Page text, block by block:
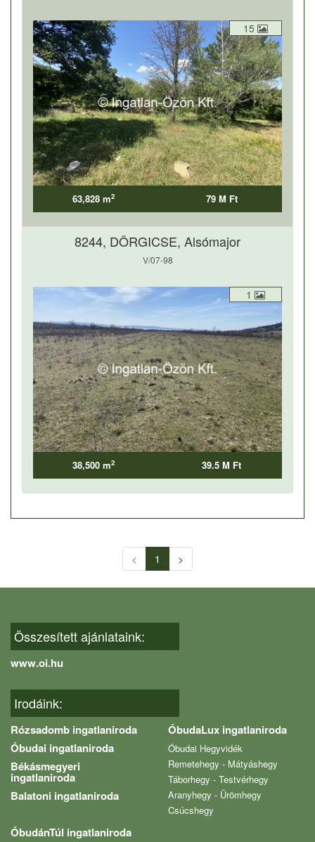
15
63,828 m2 79 M Ft
8244, DÖRGICSE, Alsómajor
V/07-98
1
38,500 m2 39.5 M Ft
< 1 >
Összesített ajánlataink:
www.oi.hu
Irodáink:
Rózsadomb ingatlaniroda
Óbudai ingatlaniroda
Békásmegyeri
ingatlaniroda
Balatoni ingatlaniroda
ÓbudaLux ingatlaniroda
Óbudai Hegyvidék
Remetehegy - Mátyáshegy
Táborhegy - Testvérhegy
Aranyhegy - Ürömhegy
Csúcshegy
ÓbudánTúl ingatlaniroda